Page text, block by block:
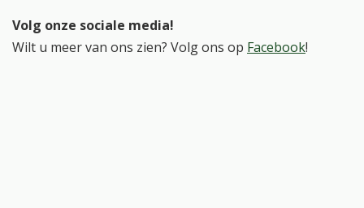
Volg onze sociale media!
Wilt u meer van ons zien? Volg ons op Facebook!